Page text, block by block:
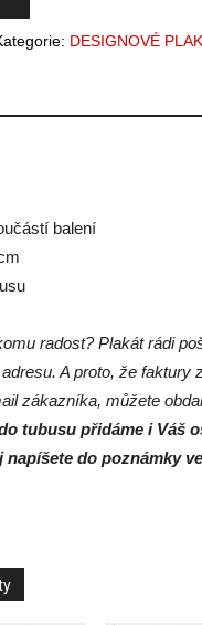
DESIGNOVÉ
balení
radost? Plakát rádi
A proto, že faktury
zákazníka, můžete
tubusu přidáme i Váš
napíšete do poznámky